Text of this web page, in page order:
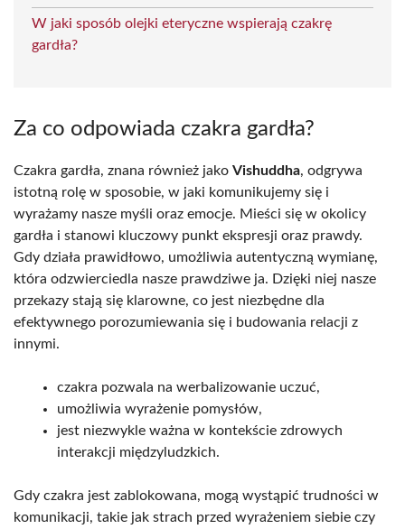
W jaki sposób olejki eteryczne wspierają czakrę
gardła?
Za co odpowiada czakra gardła?
Czakra gardła, znana również jako Vishuddha, odgrywa
istotną rolę w sposobie, w jaki komunikujemy się i
wyrażamy nasze myśli oraz emocje. Mieści się w okolicy
gardła i stanowi kluczowy punkt ekspresji oraz prawdy.
Gdy działa prawidłowo, umożliwia autentyczną wymianę,
która odzwierciedla nasze prawdziwe ja. Dzięki niej nasze
przekazy stają się klarowne, co jest niezbędne dla
efektywnego porozumiewania się i budowania relacji z
innymi.
czakra pozwala na werbalizowanie uczuć,
umożliwia wyrażenie pomysłów,
jest niezwykle ważna w kontekście zdrowych
interakcji międzyludzkich.
Gdy czakra jest zablokowana, mogą wystąpić trudności w
komunikacji, takie jak strach przed wyrażeniem siebie czy